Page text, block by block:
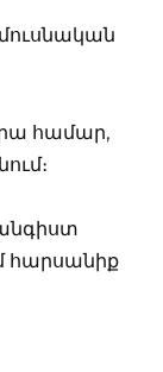
համար,
հարսանիք